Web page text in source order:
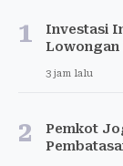
1
Investasi
Lowongan
3 jam lalu
2
Pemkot